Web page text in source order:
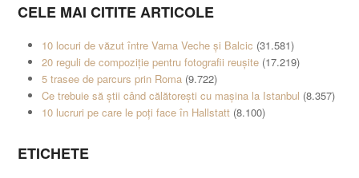
CELE MAI CITITE ARTICOLE
10 locuri de văzut între Vama Veche și Balcic (31.581)
20 reguli de compoziție pentru fotografii reușite (17.219)
5 trasee de parcurs prin Roma (9.722)
Ce trebuie să știi când călătorești cu mașina la Istanbul (8.357)
10 lucruri pe care le poți face în Hallstatt (8.100)
ETICHETE